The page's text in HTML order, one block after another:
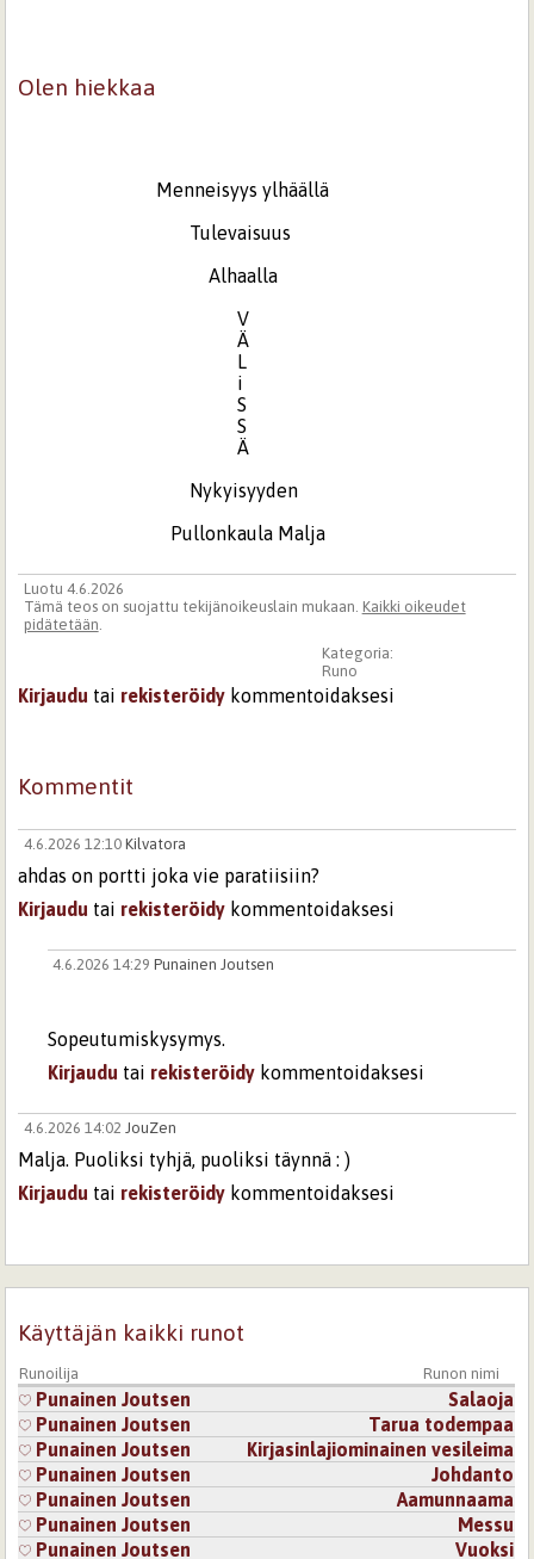
Olen hiekkaa
Menneisyys ylhäällä
Tulevaisuus
Alhaalla
V
Ä
L
i
S
S
Ä
Nykyisyyden
Pullonkaula Malja
Luotu 4.6.2026
Tämä teos on suojattu tekijänoikeuslain mukaan. Kaikki oikeudet
pidätetään.
Kategoria:
Runo
Kirjaudu tai rekisteröidy kommentoidaksesi
Kommentit
4.6.2026 12:10 Kilvatora
ahdas on portti joka vie paratiisiin?
Kirjaudu tai rekisteröidy kommentoidaksesi
4.6.2026 14:29Punainen Joutsen
Sopeutumiskysymys.
Kirjaudu tai rekisteröidy kommentoidaksesi
4.6.2026 14:02 JouZen
Malja. Puoliksi tyhjä, puoliksi täynnä : )
Kirjaudu tai rekisteröidy kommentoidaksesi
5.6.2026 21:44
Tiimalasissa hiekka valuu molempiin suuntiin
tarvittaessa?
Tehokkaasti muodostettu sanarakennelma.
Kirjaudutai rekisteröidy
Sivut
Käyttäjän kaikki runot
Runoilija Runon nimi
Punainen Joutsen
Salaoja
Punainen Joutsen
Tarua todempaa
Punainen Joutsen
Kirjasinlajiominainen vesileima
Punainen Joutsen
Johdanto
Punainen Joutsen
Aamunnaama
Punainen Joutsen
Messu
Punainen Joutsen
Vuoksi